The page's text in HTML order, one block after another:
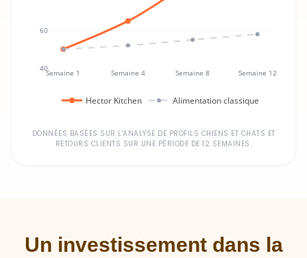
Semaine 1 Semaine 4 Semaine 8 Semaine 12
40
60
Hector Kitchen Alimentation classique
DONNÉES BASÉES SUR L'ANALYSE DE PROFILS CHIENS ET CHATS ET
RETOURS CLIENTS SUR UNE PÉRIODE DE 12 SEMAINES.
Un investissement dans la